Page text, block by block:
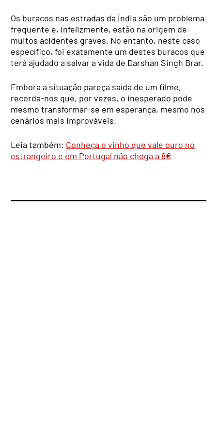
Os buracos nas estradas da Índia são um problema
frequente e, infelizmente, estão na origem de
muitos acidentes graves. No entanto, neste caso
específico, foi exatamente um destes buracos que
terá ajudado a salvar a vida de Darshan Singh Brar.
Embora a situação pareça saída de um filme,
recorda-nos que, por vezes, o inesperado pode
mesmo transformar-se em esperança, mesmo nos
cenários mais improváveis.
Leia também: Conheça o vinho que vale ouro no
estrangeiro e em Portugal não chega a 8€